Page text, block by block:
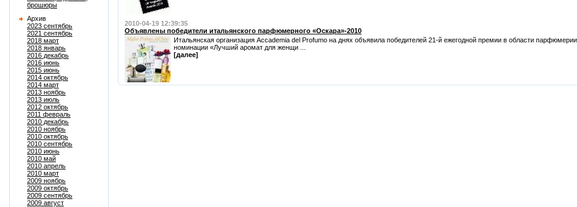
брошюры
Архив
2023 сентябрь
2021 сентябрь
2018 март
2018 январь
2016 декабрь
2016 июнь
2015 июнь
2014 октябрь
2014 март
2013 ноябрь
2013 июль
2012 октябрь
2011 февраль
2010 декабрь
2010 ноябрь
2010 октябрь
2010 сентябрь
2010 июнь
2010 май
2010 апрель
2010 март
2009 ноябрь
2009 октябрь
2009 сентябрь
2009 август
2010-04-19 12:39:35
Объявлены победители итальянского парфюмерного «Оскара»-2010
Итальянская организация Accademia del Profumo на днях объявила победителей 21-й ежегодной премии в области
номинации «Лучший аромат для женщи ...
[далее]